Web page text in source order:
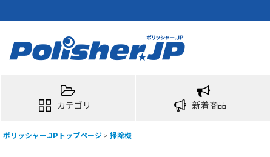
カテゴリ 新着商品
ポリッシャー.JPトップページ > 掃除機